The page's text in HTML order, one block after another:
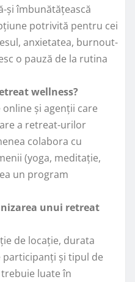
și îmbunătățească
potrivită pentru cei
anxietatea, burnout-
o pauză de la rutina
wellness?
și agenții care
a retreat-urilor
colabora cu
(yoga, meditație,
un program
unui retreat
de locație, durata
și tipul de
luate în